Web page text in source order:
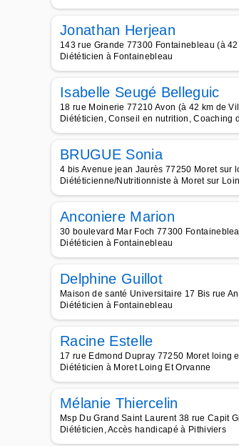
Jonathan Herjean
143 rue Grande 77300 Fontainebleau (à
Diététicien à Fontainebleau
Isabelle Seugé Belleguic
18 rue Moinerie 77210 Avon (à 42 km de
Diététicien, Conseil en nutrition,
BRUGUE Sonia
4 bis Avenue jean Jaurès 77250 Moret sur
Diététicienne/Nutritionniste à Moret sur
Anconiere Marion
30 boulevard Mar Foch 77300
Diététicien à Fontainebleau
Delphine Guillot
Maison de santé Universitaire 17 Bis rue
Diététicien à Fontainebleau
Racine Estelle
17 rue Edmond Dupray 77250 Moret loing
Diététicien à Moret Loing Et Orvanne
Mélanie Thiercelin
Msp Du Grand Saint Laurent 38 rue Capit
Diététicien, Accès handicapé à Pithiviers